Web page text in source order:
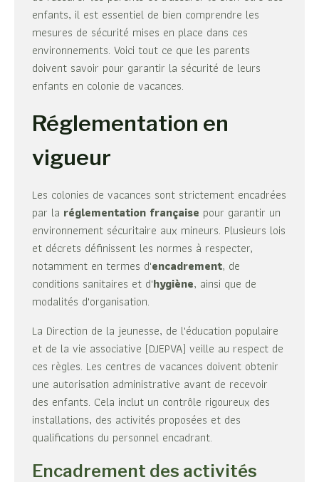
enfants, il est essentiel de bien comprendre les
mesures de sécurité mises en place dans ces
environnements. Voici tout ce que les parents
doivent savoir pour garantir la sécurité de leurs
enfants en colonie de vacances.
Réglementation en
vigueur
Les colonies de vacances sont strictement encadrées
par la réglementation française pour garantir un
environnement sécuritaire aux mineurs. Plusieurs lois
et décrets définissent les normes à respecter,
notamment en termes d'encadrement, de
conditions sanitaires et d'hygiène, ainsi que de
modalités d'organisation.
La Direction de la jeunesse, de l'éducation populaire
et de la vie associative (DJEPVA) veille au respect de
ces règles. Les centres de vacances doivent obtenir
une autorisation administrative avant de recevoir
des enfants. Cela inclut un contrôle rigoureux des
installations, des activités proposées et des
qualifications du personnel encadrant.
Encadrement des activités